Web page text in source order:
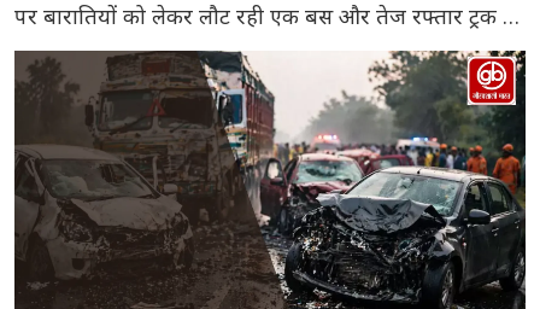
पर बारातियों को लेकर लौट रही एक बस और तेज रफ्तार ट्रक के
बीच जोरदार टक्कर हो गई। इस दुर्घटना में 6 लोगों की मौत हो गई,
जबकि 7 लोग गंभीर रूप से घायल […]